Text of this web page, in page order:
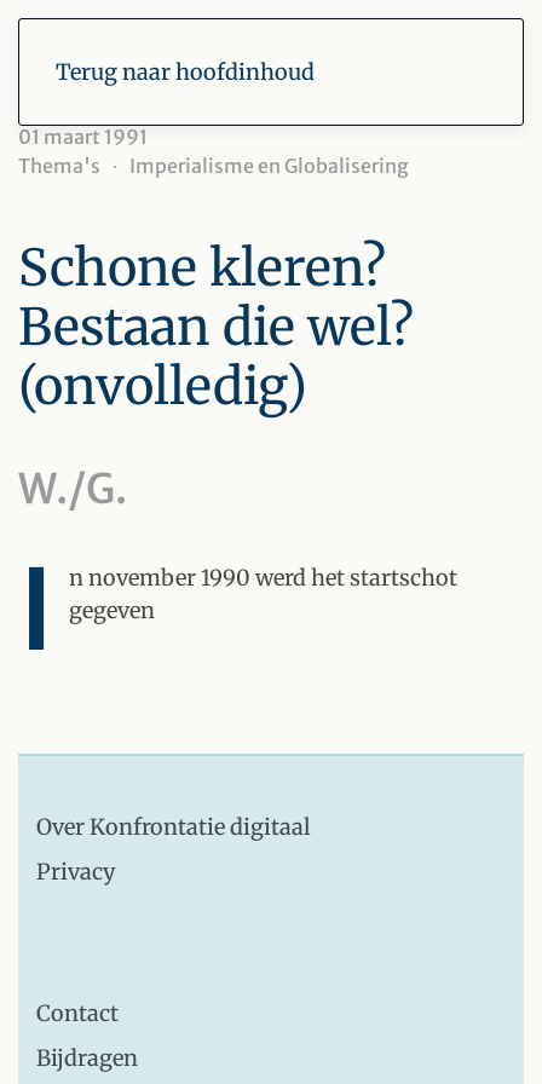
Terug naar hoofdinhoud
01 maart 1991
Thema's
Imperialisme en Globalisering
Schone kleren?
Bestaan die wel?
(onvolledig)
W./G.
I
n november 1990 werd het startschot
gegeven
Over Konfrontatie digitaal
Privacy
Contact
Bijdragen